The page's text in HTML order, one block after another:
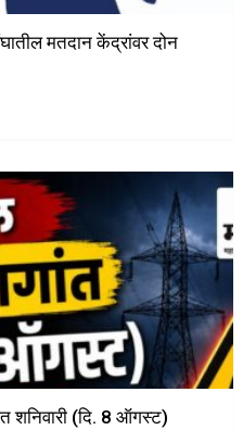
मतदान केंद्रांवर दोन
शनिवारी (दि. 8 ऑगस्ट)